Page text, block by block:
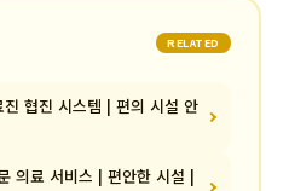
RELATED
협진 시스템 | 편의 시설 안
의료 서비스 | 편안한 시설 |